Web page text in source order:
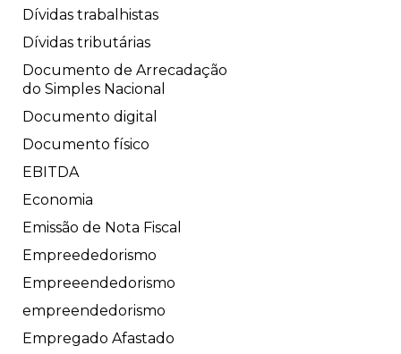
Dívidas trabalhistas
Dívidas tributárias
Documento de Arrecadação
do Simples Nacional
Documento digital
Documento físico
EBITDA
Economia
Emissão de Nota Fiscal
Empreededorismo
Empreeendedorismo
empreendedorismo
Empregado Afastado